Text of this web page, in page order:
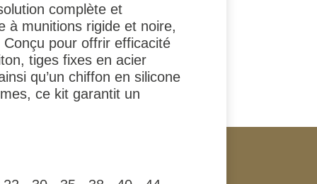
complète et
à munitions rigide et noire,
pour offrir efficacité
tiges fixes en acier
qu’un chiffon en silicone
ce kit garantit un